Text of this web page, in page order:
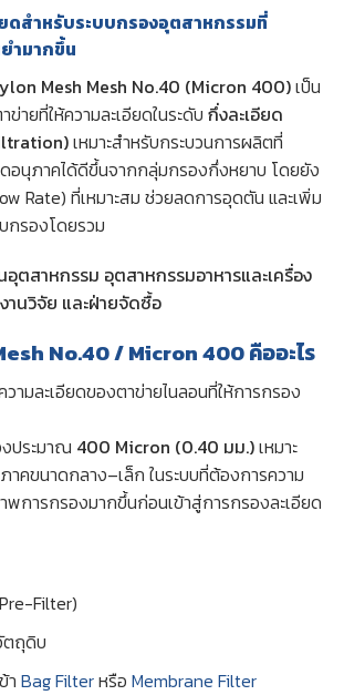
ดสำหรับระบบกรองอุตสาหกรรมที่
ำมากขึ้น
Mesh Mesh No.40 (Micron 400)เป็น
ายที่ให้ความละเอียดในระดับ กึ่งละเอียด
เหมาะสำหรับกระบวนการผลิตที่
อนุภาคได้ดีขึ้นจากกลุ่มกรองกึ่งหยาบ โดยยัง
Rate) ที่เหมาะสม ช่วยลดการอุดตัน และเพิ่ม
กรองโดยรวม
อุตสาหกรรม อุตสาหกรรมอาหารและเครื่อง
นวิจัย และฝ่ายจัดซื้อ
No.40 / Micron 400 คืออะไร
ามละเอียดของตาข่ายไนลอนที่ให้การกรอง
ประมาณ 400 Micron (0.40 มม.)เหมาะ
คขนาดกลาง–เล็ก ในระบบที่ต้องการความ
การกรองมากขึ้นก่อนเข้าสู่การกรองละเอียด
Filter)
ตถุดิบ
า Bag Filterหรือ Membrane Filter